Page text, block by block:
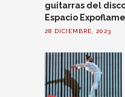
guitarras del
Espacio
28 DICIEMBRE, 2023